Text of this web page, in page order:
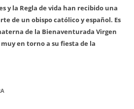
y la Regla de vida han recibido una
de un obispo católico y español. Es
de la Bienaventurada Virgen
en torno a su fiesta de la